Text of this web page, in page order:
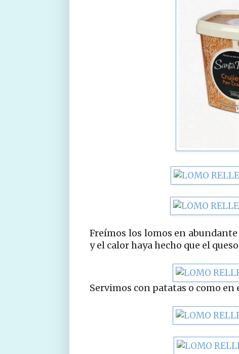
Freímos los lomos en
y el calor haya hecho que el
Servimos con patatas o como en